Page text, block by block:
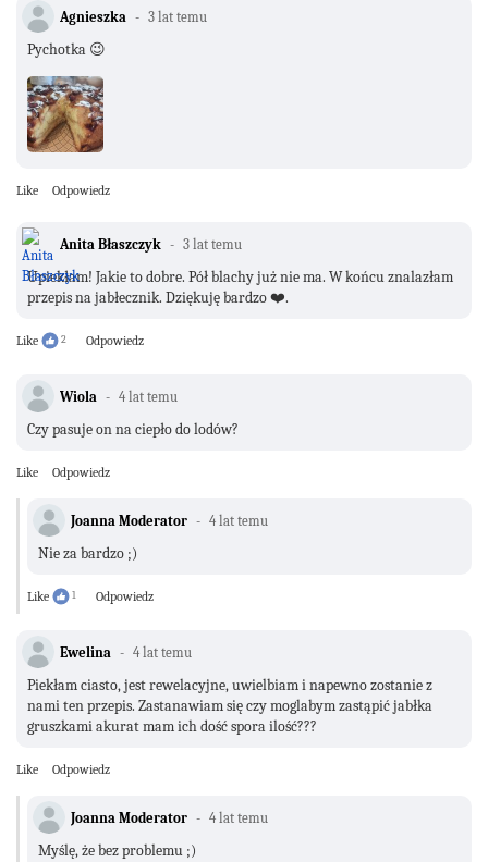
Agnieszka 3 lat temu
Pychotka 😉
Like Odpowiedz
Anita Błaszczyk 3 lat temu
Upiekłam! Jakie to dobre. Pół blachy już nie ma. W końcu znalazłam
przepis na jabłecznik. Dziękuję bardzo ❤️.
Like 2 Odpowiedz
Wiola 4 lat temu
Czy pasuje on na ciepło do lodów?
Like Odpowiedz
Joanna Moderator 4 lat temu
Nie za bardzo ;)
Like 1 Odpowiedz
Ewelina 4 lat temu
Piekłam ciasto, jest rewelacyjne, uwielbiam i napewno zostanie z
nami ten przepis. Zastanawiam się czy moglabym zastąpić jabłka
gruszkami akurat mam ich dość spora ilość???
Like Odpowiedz
Joanna Moderator 4 lat temu
Myślę, że bez problemu ;)